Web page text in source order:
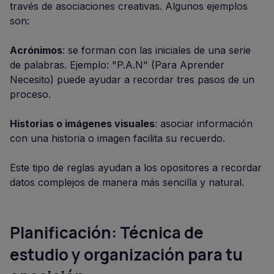
través de asociaciones creativas. Algunos ejemplos
son:
Acrónimos: se forman con las iniciales de una serie
de palabras. Ejemplo: "P.A.N" (Para Aprender
Necesito) puede ayudar a recordar tres pasos de un
proceso.
Historias o imágenes visuales: asociar información
con una historia o imagen facilita su recuerdo.
Este tipo de reglas ayudan a los opositores a recordar
datos complejos de manera más sencilla y natural.
Planificación: Técnica de
estudio y organización para tu